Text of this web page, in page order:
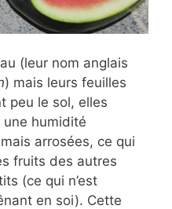
(leur nom anglais
) mais leurs feuilles
peu le sol, elles
une humidité
arrosées, ce qui
fruits des autres
(ce qui n’est
en soi). Cette